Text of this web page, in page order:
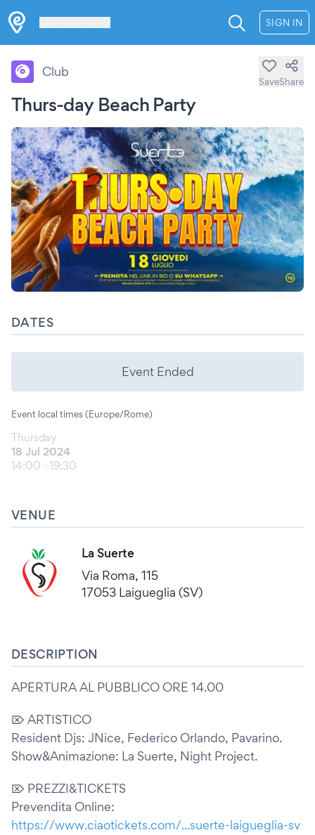
SIGN IN
Thurs-day Beach Party
Club
SaveShare
DATES
Event Ended
Event local times (Europe/Rome)
Thursday
18 Jul 2024
14:00
19:30
VENUE
La Suerte
Via Roma, 115
17053 Laigueglia (SV)
DESCRIPTION
APERTURA AL PUBBLICO ORE 14.00
⌦ ARTISTICO
Resident Djs: JNice, Federico Orlando, Pavarino.
Show&Animazione: La Suerte, Night Project.
⌦ PREZZI&TICKETS
Prevendita Online:
https://www.ciaotickets.com/...suerte-laigueglia-sv